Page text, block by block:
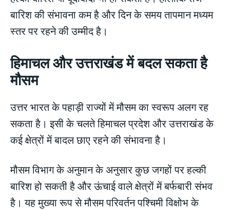
बारिश की संभावना कम है और दिन के समय तापमान मध्यम
स्तर पर रहने की उम्मीद है।
हिमाचल और उत्तराखंड में बदल सकता है
मौसम
उत्तर भारत के पहाड़ी राज्यों में मौसम का स्वरूप अलग रह
सकता है। इसी के चलते हिमाचल प्रदेश और उत्तराखंड के
कई क्षेत्रों में बादल छाए रहने की संभावना है।
मौसम विभाग के अनुमान के अनुसार कुछ जगहों पर हल्की
बारिश हो सकती है और ऊंचाई वाले क्षेत्रों में बर्फबारी संभव
है। यह मुख्या रूप से मौसम परिवर्तन पश्चिमी विक्षोभ के